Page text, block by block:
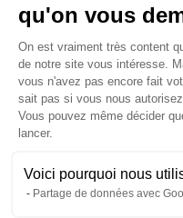
qu'on vous
Plateforme de
On est vraiment très content
de notre site vous intéresse.
vous n'avez pas encore fait
sait pas si vous nous
Vous pouvez même décider
lancer.
Voici pourquoi nous
Partage de données avec
simple (tableau Excel
anticiper vos
d’idées.